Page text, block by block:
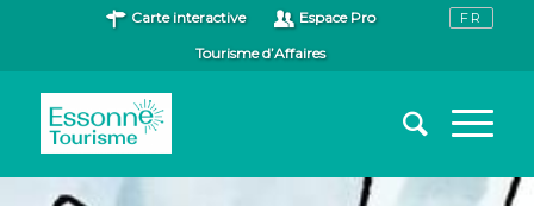
Carte interactive
Espace Pro
Tourisme d’Affaires